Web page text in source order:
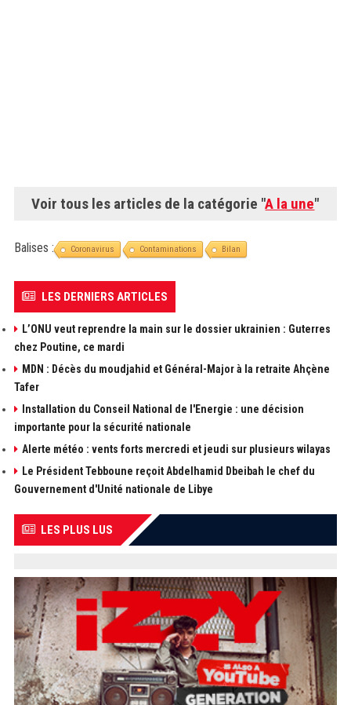
Voir tous les articles de la catégorie "A la une"
Balises : Coronavirus Contaminations Bilan
LES DERNIERS ARTICLES
L’ONU veut reprendre la main sur le dossier ukrainien : Guterres
chez Poutine, ce mardi
MDN : Décès du moudjahid et Général-Major à la retraite Ahçène
Tafer
Installation du Conseil National de l'Energie : une décision
importante pour la sécurité nationale
Alerte météo : vents forts mercredi et jeudi sur plusieurs wilayas
Le Président Tebboune reçoit Abdelhamid Dbeibah le chef du
Gouvernement d'Unité nationale de Libye
LES PLUS LUS